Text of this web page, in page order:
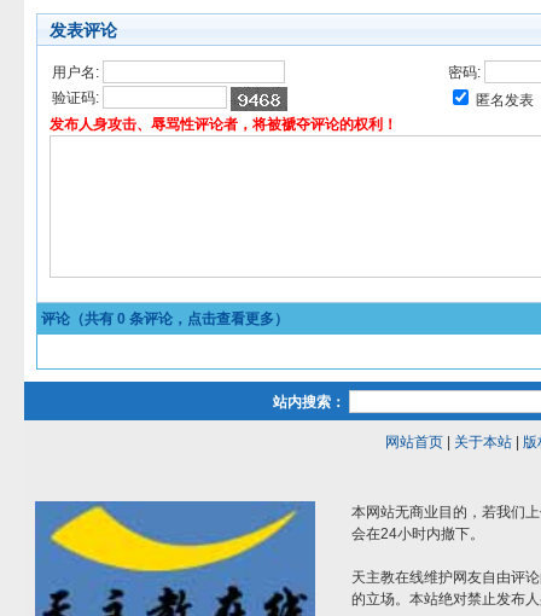
发表评论
用户名:
密码:
验证码:
匿名发表
发布人身攻击、辱骂性评论者，将被褫夺评论的权利！
评论（共有 0 条评论，点击查看更多）
站内搜索：
网站首页| 关于本站| 版
本网站无商业目的，若我们
会在24小时内撤下。
天主教在线维护网友自由评
的立场。本站绝对禁止发布